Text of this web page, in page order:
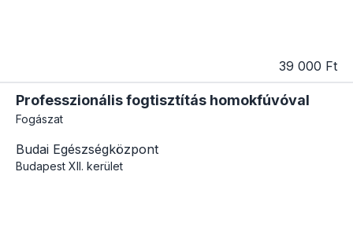
39 000 Ft
Professzionális fogtisztítás homokfúvóval
Fogászat
Budai Egészségközpont
Budapest XII. kerület